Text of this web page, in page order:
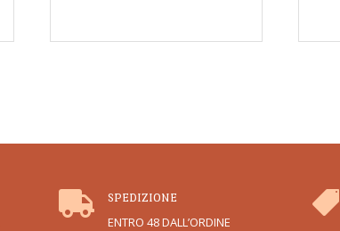
 SPEDIZIONE
ENTRO 48 DALL’ORDINE
